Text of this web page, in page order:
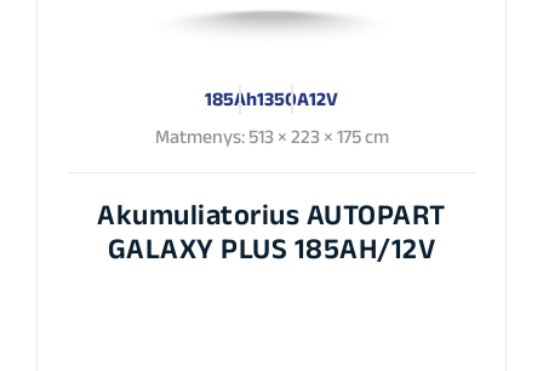
185Ah1350A12V
Matmenys: 513 × 223 × 175 cm
Akumuliatorius AUTOPART
GALAXY PLUS 185AH/12V